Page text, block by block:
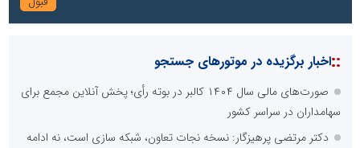
::اخبار برگزیده در موتورهای جستجو
صورت‌های مالی سال ۱۴۰۴ کالبر در بوته رأی؛ پخش آنلاین مجمع برای
سهامداران در سراسر کشور
دکتر مرتضی پرهیزگار: نسخه نجات تعاون، شبکه سازی است، نه ادامه